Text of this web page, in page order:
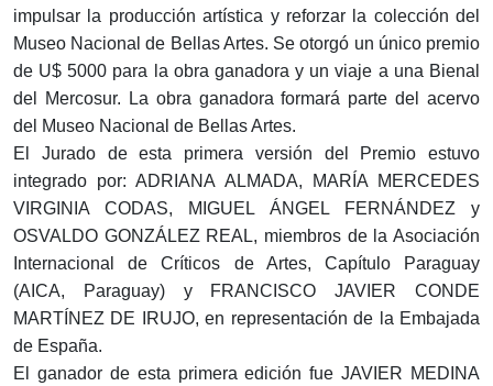
impulsar la producción artística y reforzar la colección del
Museo Nacional de Bellas Artes. Se otorgó un único premio
de U$ 5000 para la obra ganadora y un viaje a una Bienal
del Mercosur. La obra ganadora formará parte del acervo
del Museo Nacional de Bellas Artes.
El Jurado de esta primera versión del Premio estuvo
integrado por: ADRIANA ALMADA, MARÍA MERCEDES
VIRGINIA CODAS, MIGUEL ÁNGEL FERNÁNDEZ y
OSVALDO GONZÁLEZ REAL, miembros de la Asociación
Internacional de Críticos de Artes, Capítulo Paraguay
(AICA, Paraguay) y FRANCISCO JAVIER CONDE
MARTÍNEZ DE IRUJO, en representación de la Embajada
de España.
El ganador de esta primera edición fue JAVIER MEDINA